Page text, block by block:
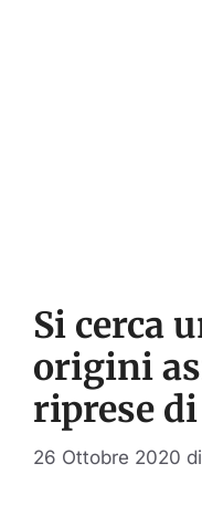
Si cerca
origini
riprese
26 Ottobre 2020 di